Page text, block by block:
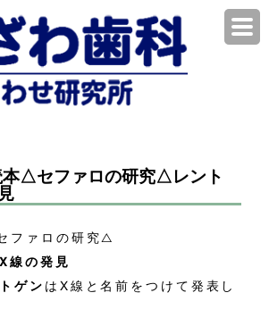
△セファロの研究△レント
ファロの研究△
線の発見
ゲン はX線と名前をつけて発表し